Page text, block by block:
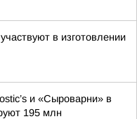
в изготовлении
и «Сыроварни» в
195 млн